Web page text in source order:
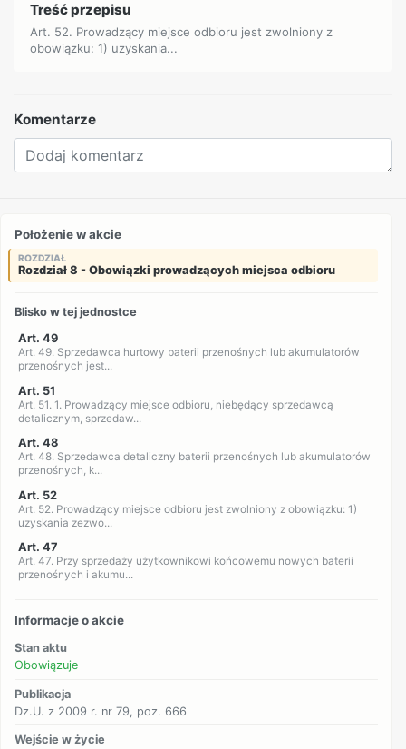
Treść przepisu
Art. 52. Prowadzący miejsce odbioru jest zwolniony z
obowiązku: 1) uzyskania...
Komentarze
Położenie w akcie
ROZDZIAŁ
Rozdział 8 - Obowiązki prowadzących miejsca odbioru
Blisko w tej jednostce
Art. 49
Art. 49. Sprzedawca hurtowy baterii przenośnych lub akumulatorów
przenośnych jest...
Art. 51
Art. 51. 1. Prowadzący miejsce odbioru, niebędący sprzedawcą
detalicznym, sprzedaw...
Art. 48
Art. 48. Sprzedawca detaliczny baterii przenośnych lub akumulatorów
przenośnych, k...
Art. 52
Art. 52. Prowadzący miejsce odbioru jest zwolniony z obowiązku: 1)
uzyskania zezwo...
Art. 47
Art. 47. Przy sprzedaży użytkownikowi końcowemu nowych baterii
przenośnych i akumu...
Informacje o akcie
Stan aktu
Obowiązuje
Publikacja
Dz.U. z 2009 r. nr 79, poz. 666
Wejście w życie